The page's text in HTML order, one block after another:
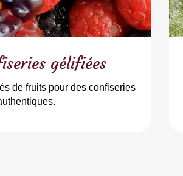
gélifiées
de fruits pour des confiseries